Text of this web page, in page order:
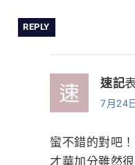
REPLY
速記
7月24
蠻不錯的對吧！
才華加分雖然